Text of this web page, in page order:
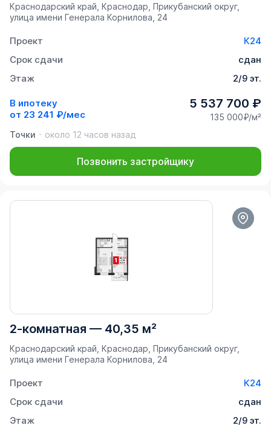
Краснодарский край, Краснодар, Прикубанский округ,
улица имени Генерала Корнилова, 24
Проект
К24
Срок сдачи
сдан
Этаж
2/9 эт.
В ипотеку
от 23 241 ₽/мес
5 537 700 ₽
135 000₽/м²
Точки
около 12 часов назад
Позвонить застройщику
2-комнатная — 40,35 м²
Краснодарский край, Краснодар, Прикубанский округ,
улица имени Генерала Корнилова, 24
Проект
К24
Срок сдачи
сдан
Этаж
2/9 эт.